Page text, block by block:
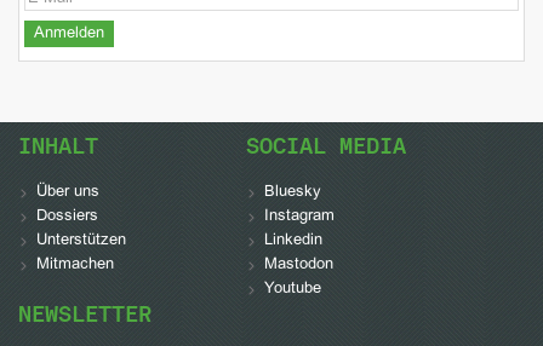
INHALT
Über uns
Dossiers
Unterstützen
Mitmachen
SOCIAL MEDIA
Bluesky
Instagram
Linkedin
Mastodon
Youtube
NEWSLETTER